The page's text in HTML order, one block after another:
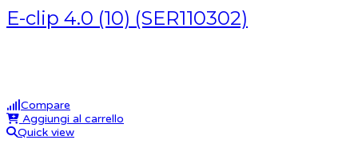
E-clip 4.0 (10) (SER110302)
Compare
Aggiungi al carrello
Quick view